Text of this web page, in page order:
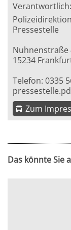
Verantwortlich:
Pressestelle
Nuhnenstraße
15234
Telefon: 0335
Zum
Das könnte Sie